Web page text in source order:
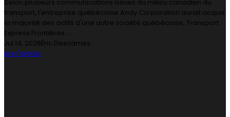
Selon plusieurs communications issues du milieu canadien du
transport, l'entreprise québécoise Andy Corporation aurait acquis
la majorité des actifs d'une autre société québécoise, Transport
Express Frontières....
Jul 14, 2026Éric Descarries
Lire l'article